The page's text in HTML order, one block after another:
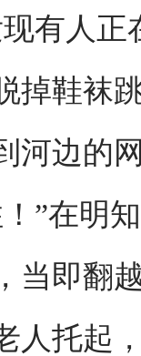
有人
掉鞋袜
河边的
”在明
当即翻
人托起